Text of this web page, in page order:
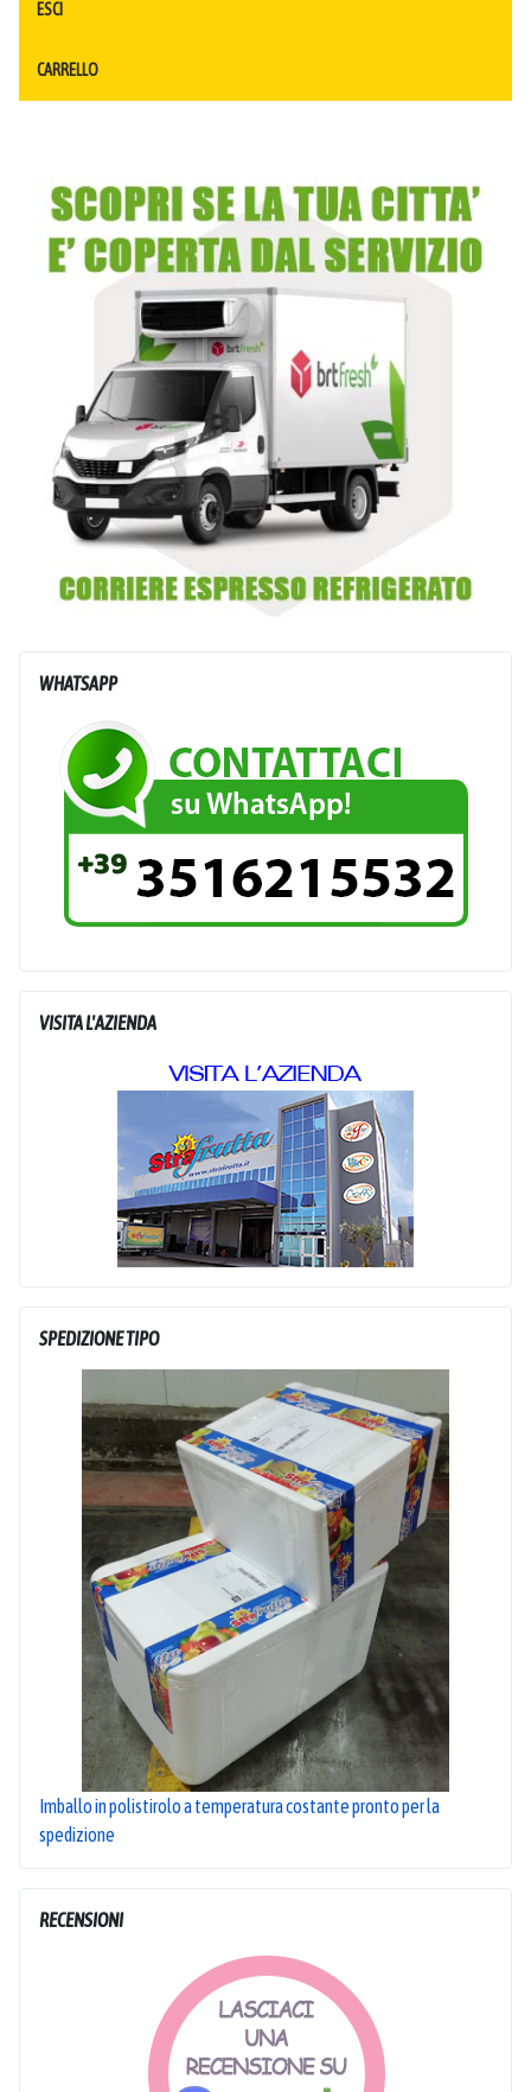
ESCI
CARRELLO
WHATSAPP
VISITA L'AZIENDA
SPEDIZIONE TIPO
Imballo in polistirolo a temperatura costante pronto per la
spedizione
RECENSIONI